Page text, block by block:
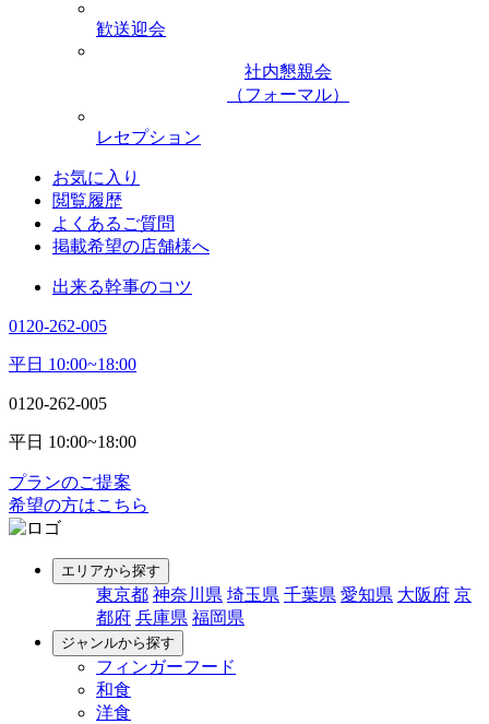
歓送迎会
社内懇親会
（フォーマル）
レセプション
お気に入り
閲覧履歴
よくあるご質問
掲載希望の店舗様へ
出来る幹事のコツ
0120-262-005
平日 10:00~18:00
0120-262-005
平日 10:00~18:00
プランのご提案
希望の方はこちら
エリアから探す
東京都 神奈川県 埼玉県 千葉県 愛知県 大阪府 京
都府 兵庫県 福岡県
ジャンルから探す
フィンガーフード
和食
洋食